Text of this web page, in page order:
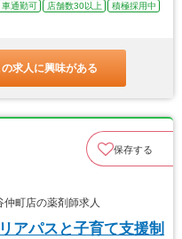
車通勤可 店舗数30以上
積極採用中
の求人に興味がある
保存する
町店の薬剤師求人
アパスと子育て支援制